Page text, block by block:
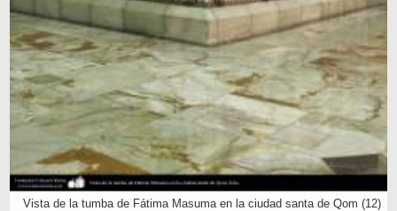
Vista de la tumba de Fátima Masuma en la ciudad santa de Qom (12)